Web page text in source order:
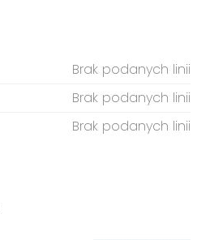
Brak podanych linii
Brak podanych linii
Brak podanych linii